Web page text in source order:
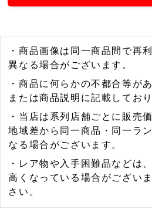
・商品画像は同一商品間で再
異なる場合がございます。
・商品に何らかの不都合等が
または商品説明に記載しており
・当店は系列店舗ごとに販売
地域差から同一商品・同一ラ
なる場合がございます。
・レア物や入手困難品などは
高くなっている場合がござい
さい。